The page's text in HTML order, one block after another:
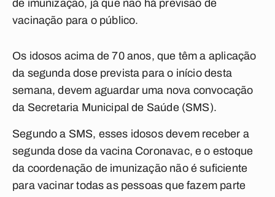
de imunização, já que não há previsão de
vacinação para o público.
Os idosos acima de 70 anos, que têm a aplicação
da segunda dose prevista para o início desta
semana, devem aguardar uma nova convocação
da Secretaria Municipal de Saúde (SMS).
Segundo a SMS, esses idosos devem receber a
segunda dose da vacina Coronavac, e o estoque
da coordenação de imunização não é suficiente
para vacinar todas as pessoas que fazem parte